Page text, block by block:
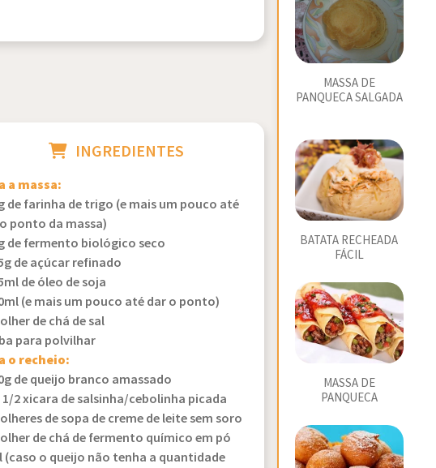
INGREDIENTES
a massa:
de farinha de trigo (e mais um pouco até
ponto da massa)
de fermento biológico seco
de açúcar refinado
de óleo de soja
(e mais um pouco até dar o ponto)
de chá de sal
para polvilhar
o recheio:
de queijo branco amassado
1/2 xicara de salsinha/cebolinha picada
de sopa de creme de leite sem soro
de chá de fermento químico em pó
(caso o queijo não tenha a quantidade
MASSA DE
PANQUECA SALGADA
BATATA RECHEADA
FÁCIL
MASSA DE
PANQUECA